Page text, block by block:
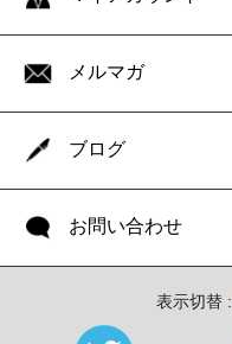
メルマガ
ブログ
お問い合わせ
表示切替 :